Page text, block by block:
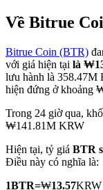
COIN-M
Futures sử
TradFi
Phái sinh cổ
Về Bitrue
Bitrue Coin (BTR)
với giá hiện tại là
lưu hành là 358.47M
hiện đứng ở khoảng
Trong 24 giờ qua,
₩141.81M KRW
Hiện tại, tỷ giá BTR
Điều này có nghĩa là:
1BTR=₩13.57KRW